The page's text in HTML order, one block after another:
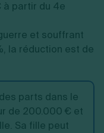
à partir du 4e
et souffrant
la réduction est de
parts dans le
de 200.000 € et
Sa fille peut